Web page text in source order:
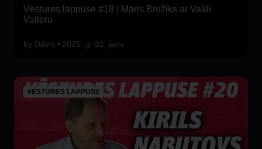
Vēstures lappuse #18 | Māris Bružiks ar Valdi
Valteru
by Dāvis 2025. g. 31. janv.
VĒSTURES LAPPUSE